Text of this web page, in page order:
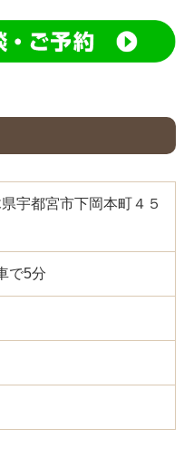
宇都宮市下岡本町４５
で5分